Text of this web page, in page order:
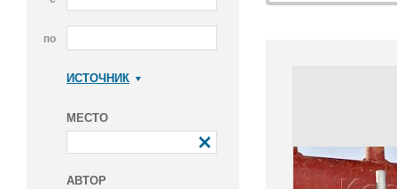
по
ИСТОЧНИК
МЕСТО
АВТОР